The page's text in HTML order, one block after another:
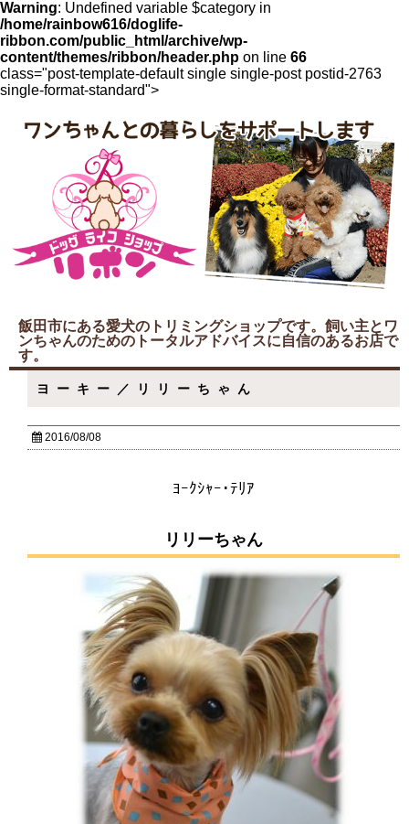
Warning: Undefined variable $category in
/home/rainbow616/doglife-
ribbon.com/public_html/archive/wp-
content/themes/ribbon/header.php on line 66
class="post-template-default single single-post postid-2763
single-format-standard">
飯田市にある愛犬のトリミングショップです。飼い主とワ
ンちゃんのためのトータルアドバイスに自信のあるお店で
す。
ヨーキー／リリーちゃん
2016/08/08
ﾖｰｸｼｬｰ･ﾃﾘｱ
リリーちゃん